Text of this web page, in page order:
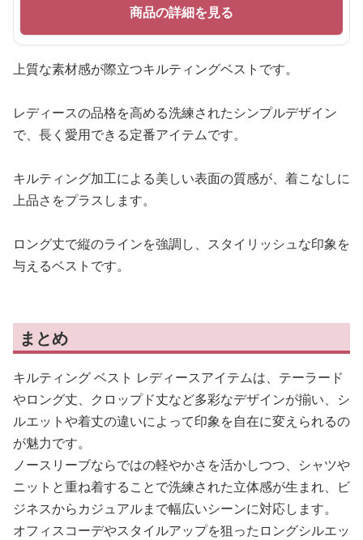
商品の詳細を見る
上質な素材感が際立つキルティングベストです。
レディースの品格を高める洗練されたシンプルデザイン
で、長く愛用できる定番アイテムです。
キルティング加工による美しい表面の質感が、着こなしに
上品さをプラスします。
ロング丈で縦のラインを強調し、スタイリッシュな印象を
与えるベストです。
まとめ
キルティング ベスト レディースアイテムは、テーラード
やロング丈、クロップド丈など多彩なデザインが揃い、シ
ルエットや着丈の違いによって印象を自在に変えられるの
が魅力です。
ノースリーブならではの軽やかさを活かしつつ、シャツや
ニットと重ね着することで洗練された立体感が生まれ、ビ
ジネスからカジュアルまで幅広いシーンに対応します。
オフィスコーデやスタイルアップを狙ったロングシルエッ